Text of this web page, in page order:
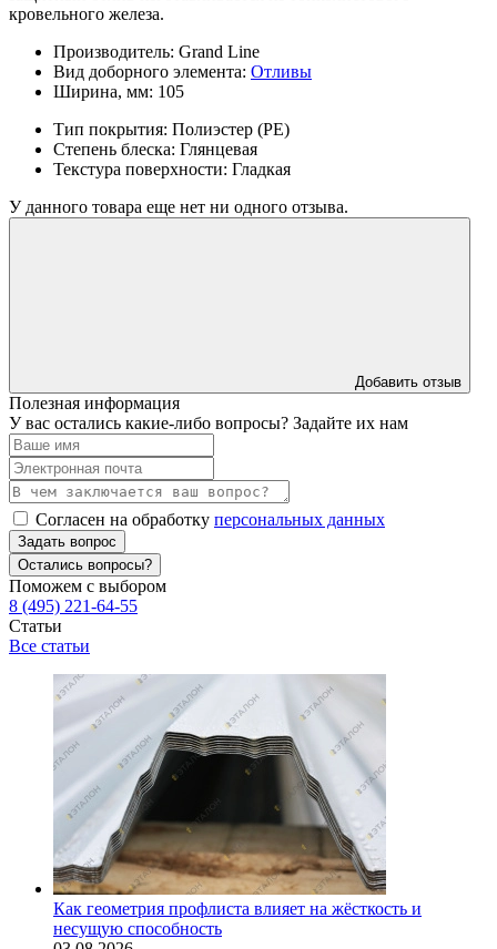
кровельного железа.
Производитель: Grand Line
Вид доборного элемента: Отливы
Ширина, мм: 105
Тип покрытия: Полиэстер (PE)
Степень блеска: Глянцевая
Текстура поверхности: Гладкая
У данного товара еще нет ни одного отзыва.
Добавить отзыв
Полезная информация
У вас остались какие-либо вопросы? Задайте их нам
Согласен на обработку персональных данных
Задать вопрос
Остались вопросы?
Поможем с выбором
8 (495) 221-64-55
Статьи
Все статьи
Как геометрия профлиста влияет на жёсткость и
несущую способность